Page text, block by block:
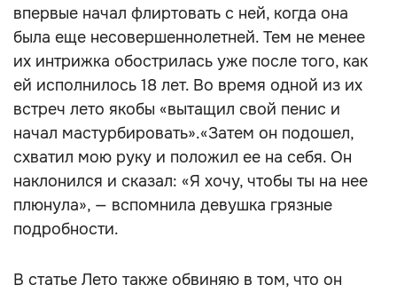
впервые начал флиртовать с ней, когда она
была еще несовершеннолетней. Тем не менее
их интрижка обострилась уже после того, как
ей исполнилось 18 лет. Во время одной из их
встреч лето якобы «вытащил свой пенис и
начал мастурбировать».«Затем он подошел,
схватил мою руку и положил ее на себя. Он
наклонился и сказал: «Я хочу, чтобы ты на нее
плюнула», — вспомнила девушка грязные
подробности.
В статье Лето также обвиняю в том, что он